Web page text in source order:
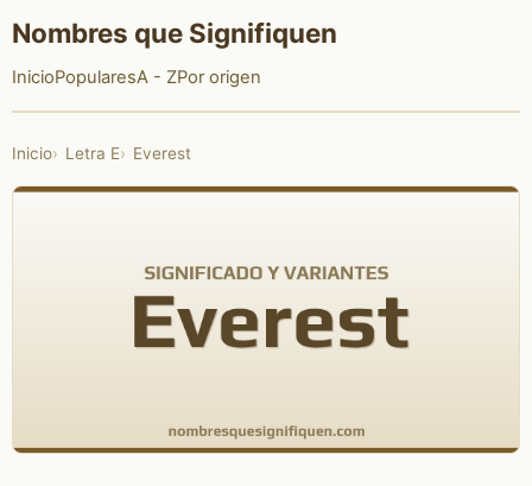
Nombres que Signifiquen
InicioPopularesA - ZPor origen
Inicio Letra E Everest